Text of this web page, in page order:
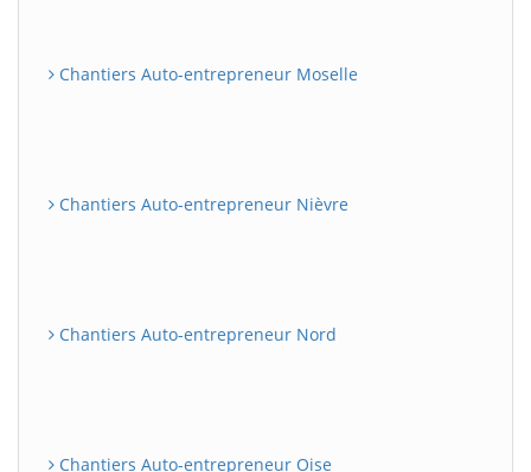
Chantiers Auto-entrepreneur Moselle
Chantiers Auto-entrepreneur Nièvre
Chantiers Auto-entrepreneur Nord
Chantiers Auto-entrepreneur Oise